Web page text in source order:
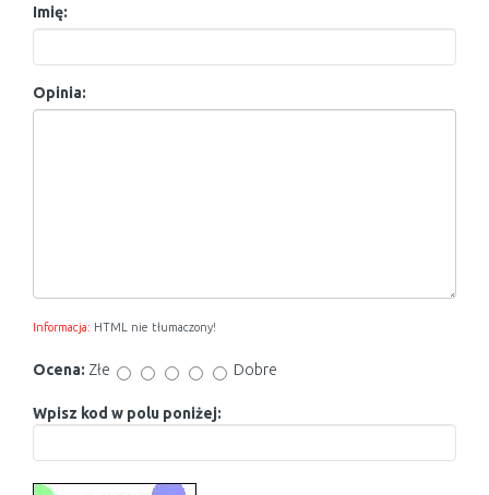
Imię:
Opinia:
Informacja: HTML nie tłumaczony!
Ocena: Złe Dobre
Wpisz kod w polu poniżej: